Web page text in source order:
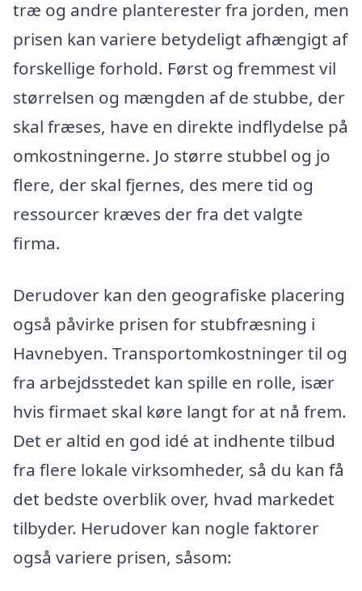
træ og andre planterester fra jorden, men
prisen kan variere betydeligt afhængigt af
forskellige forhold. Først og fremmest vil
størrelsen og mængden af de stubbe, der
skal fræses, have en direkte indflydelse på
omkostningerne. Jo større stubbel og jo
flere, der skal fjernes, des mere tid og
ressourcer kræves der fra det valgte
firma.
Derudover kan den geografiske placering
også påvirke prisen for stubfræsning i
Havnebyen. Transportomkostninger til og
fra arbejdsstedet kan spille en rolle, især
hvis firmaet skal køre langt for at nå frem.
Det er altid en god idé at indhente tilbud
fra flere lokale virksomheder, så du kan få
det bedste overblik over, hvad markedet
tilbyder. Herudover kan nogle faktorer
også variere prisen, såsom: